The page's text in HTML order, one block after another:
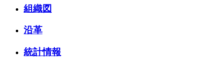
組織図
沿革
統計情報